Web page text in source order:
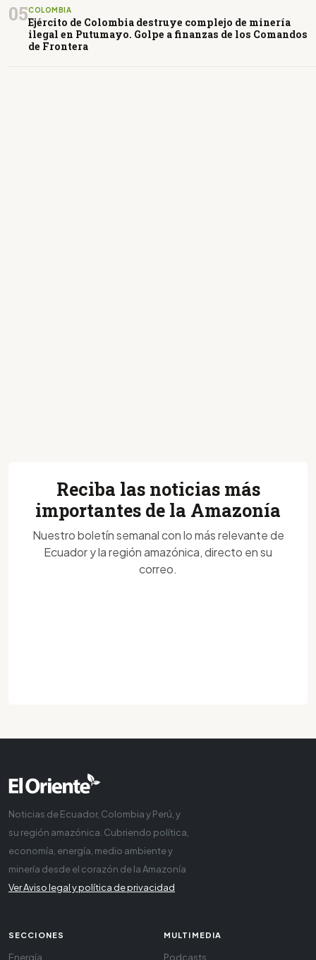
05COLOMBIA
Ejército de Colombia destruye complejo de minería
ilegal en Putumayo. Golpe a finanzas de los Comandos
de Frontera
Reciba las noticias más
importantes de la Amazonía
Nuestro boletín semanal con lo más relevante de
Ecuador y la región amazónica, directo en su
correo.
Noticias de Ecuador, Colombia y Perú, y
su región amazónica. Cubriendo política,
economía, energía, medio ambiente y
minería desde el corazón de la Amazonía
Ver Aviso legal y política de privacidad
SECCIONES
Energía
MULTIMEDIA
Podcasts